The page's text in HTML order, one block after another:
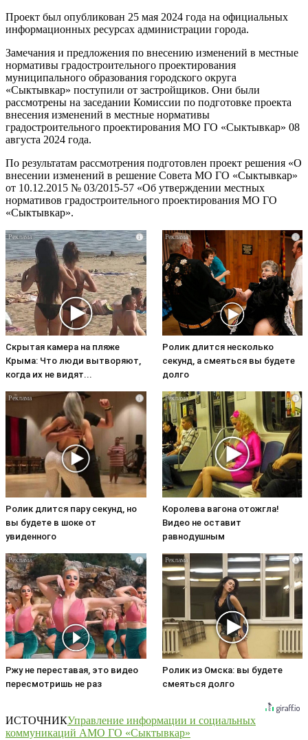
Проект был опубликован 25 мая 2024 года на официальных
информационных ресурсах администрации города.
Замечания и предложения по внесению изменений в местные
нормативы градостроительного проектирования
муниципального образования городского округа
«Сыктывкар» поступили от застройщиков. Они были
рассмотрены на заседании Комиссии по подготовке проекта
внесения изменений в местные нормативы
градостроительного проектирования МО ГО «Сыктывкар» 08
августа 2024 года.
По результатам рассмотрения подготовлен проект решения «О
внесении изменений в решение Совета МО ГО «Сыктывкар»
от 10.12.2015 № 03/2015-57 «Об утверждении местных
нормативов градостроительного проектирования МО ГО
«Сыктывкар».
i
Скрытая камера на пляже
Крыма: Что люди вытворяют,
когда их не видят...
i
Ролик длится несколько
секунд, а смеяться вы будете
долго
i
Ролик длится пару секунд, но
вы будете в шоке от
увиденного
i
Королева вагона отожгла!
Видео не оставит
равнодушным
i
Ржу не переставая, это видео
пересмотришь не раз
i
Ролик из Омска: вы будете
смеяться долго
ИСТОЧНИКУправление информации и социальных
коммуникаций АМО ГО «Сыктывкар»